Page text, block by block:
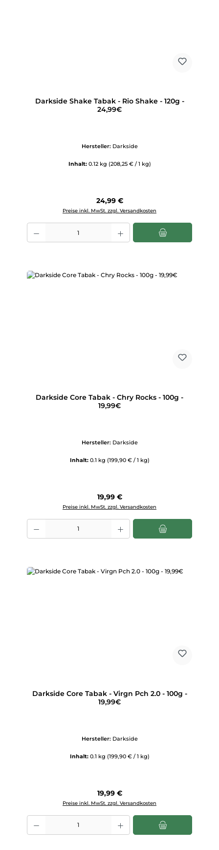
Darkside Shake Tabak - Rio Shake - 120g -
24,99€
Hersteller: Darkside
Inhalt: 0.12 kg (208,25 € / 1 kg)
Regulärer Preis:
24,99 €
Preise inkl. MwSt. zzgl. Versandkosten
Produkt Anzahl: Gib den gewünschten Wert ein oder benutze die
Darkside Core Tabak - Chry Rocks - 100g -
19,99€
Hersteller: Darkside
Inhalt: 0.1 kg (199,90 € / 1 kg)
Regulärer Preis:
19,99 €
Preise inkl. MwSt. zzgl. Versandkosten
Produkt Anzahl: Gib den gewünschten Wert ein oder benutze die
Darkside Core Tabak - Virgn Pch 2.0 - 100g -
19,99€
Hersteller: Darkside
Inhalt: 0.1 kg (199,90 € / 1 kg)
Regulärer Preis:
19,99 €
Preise inkl. MwSt. zzgl. Versandkosten
Produkt Anzahl: Gib den gewünschten Wert ein oder benutze die